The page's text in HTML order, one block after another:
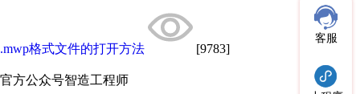
.mwp格式文件的打开方法 [9783]
官方公众号智造工程师
客服